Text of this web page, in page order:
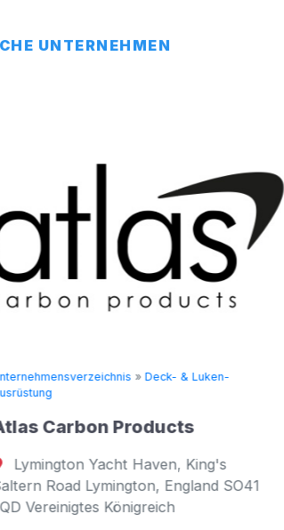
UNTERNEHMEN
»Deck- & Luken-
Carbon Products
Yacht Haven, King's
Road Lymington, England SO41
Königreich